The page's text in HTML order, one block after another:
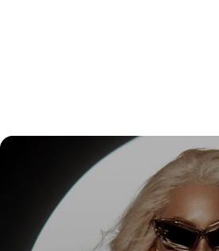
DR. FELIPE GASPARINI: A
SABER QUANDO